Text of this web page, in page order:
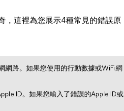
，這裡為您展示4種常見的錯誤原
網路。如果您使用的行動數據或WiFi網
ID。如果您輸入了錯誤的Apple ID或